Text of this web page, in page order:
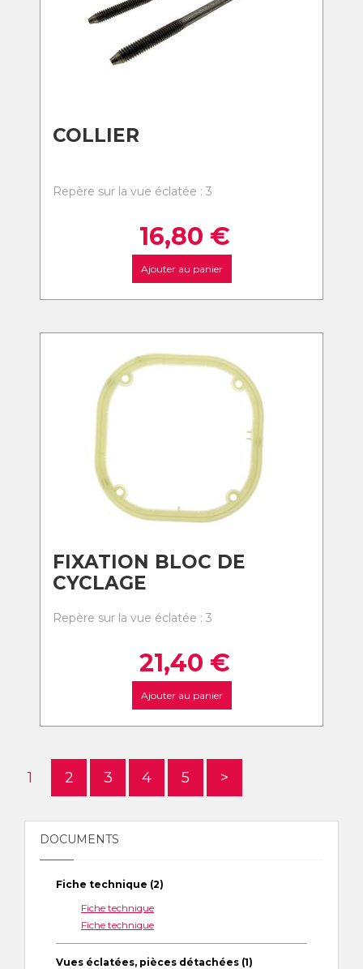
COLLIER
Repère sur la vue éclatée : 3
16,80 €
Ajouter au panier
FIXATION BLOC DE
CYCLAGE
Repère sur la vue éclatée : 3
21,40 €
Ajouter au panier
1 2 3 4 5 >
DOCUMENTS
Fiche technique (2)
Fiche technique
Fiche technique
Vues éclatées, pièces détachées (1)